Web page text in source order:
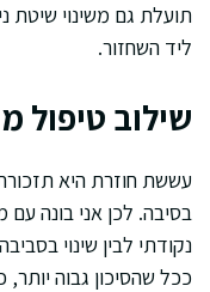
תועלת גם משינוי שיטת
ליד השחזור.
שילוב טיפול
עששת חוזרת היא
בסיבה. לכן אני בונה
נקודתי לבין שינוי
ככל שהסיכון גבוה